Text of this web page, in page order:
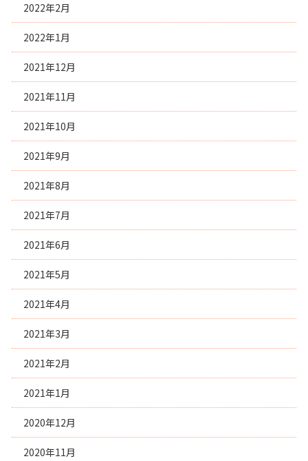
2022年2月
2022年1月
2021年12月
2021年11月
2021年10月
2021年9月
2021年8月
2021年7月
2021年6月
2021年5月
2021年4月
2021年3月
2021年2月
2021年1月
2020年12月
2020年11月